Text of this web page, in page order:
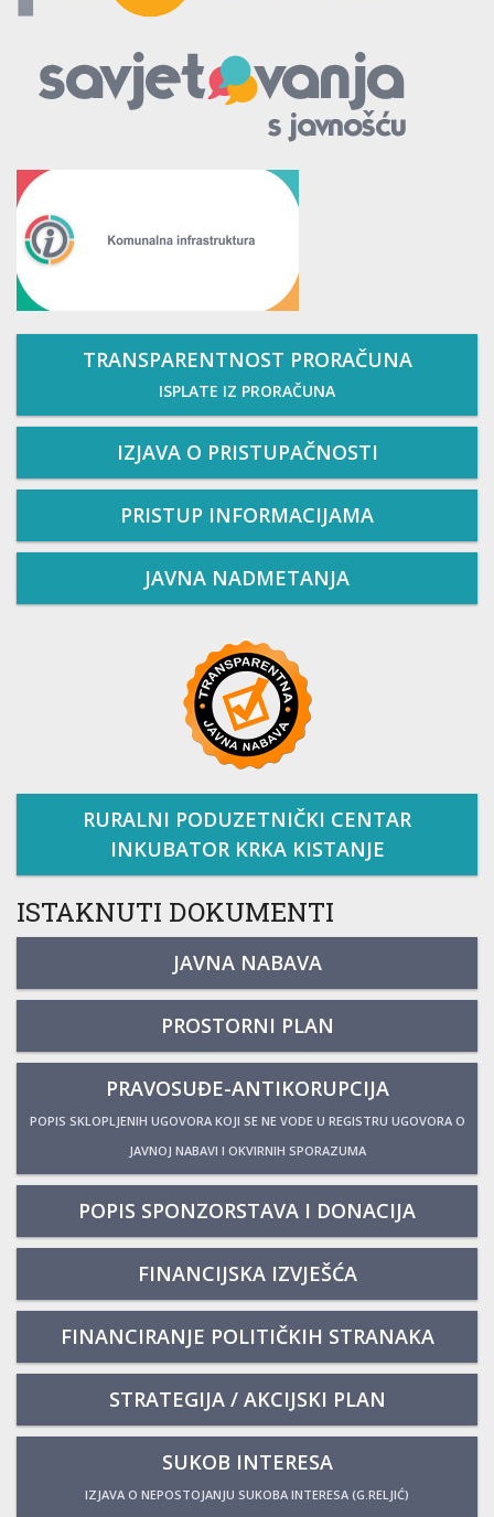
TRANSPARENTNOST PRORAČUNA
ISPLATE IZ PRORAČUNA
IZJAVA O PRISTUPAČNOSTI
PRISTUP INFORMACIJAMA
JAVNA NADMETANJA
RURALNI PODUZETNIČKI CENTAR
INKUBATOR KRKA KISTANJE
ISTAKNUTI DOKUMENTI
JAVNA NABAVA
PROSTORNI PLAN
PRAVOSUĐE-ANTIKORUPCIJA
POPIS SKLOPLJENIH UGOVORA KOJI SE NE VODE U REGISTRU UGOVORA O
JAVNOJ NABAVI I OKVIRNIH SPORAZUMA
POPIS SPONZORSTAVA I DONACIJA
FINANCIJSKA IZVJEŠĆA
FINANCIRANJE POLITIČKIH STRANAKA
STRATEGIJA / AKCIJSKI PLAN
SUKOB INTERESA
IZJAVA O NEPOSTOJANJU SUKOBA INTERESA (G.RELJIĆ)